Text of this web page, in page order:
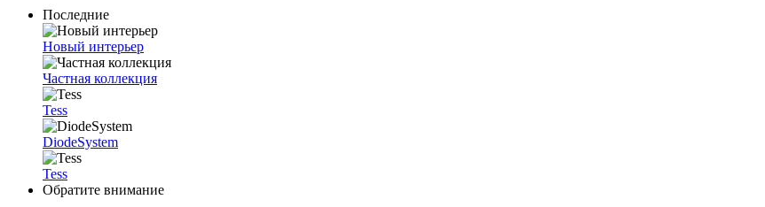
Последние
Новый интерьер
Частная коллекция
Tess
DiodeSystem
Tess
Обратите внимание